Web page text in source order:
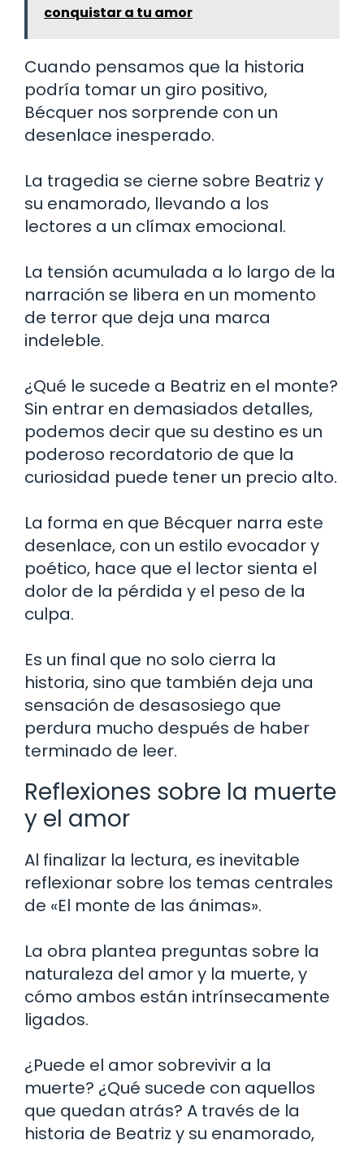
conquistar a tu amor
Cuando pensamos que la historia
podría tomar un giro positivo,
Bécquer nos sorprende con un
desenlace inesperado.
La tragedia se cierne sobre Beatriz y
su enamorado, llevando a los
lectores a un clímax emocional.
La tensión acumulada a lo largo de la
narración se libera en un momento
de terror que deja una marca
indeleble.
¿Qué le sucede a Beatriz en el monte?
Sin entrar en demasiados detalles,
podemos decir que su destino es un
poderoso recordatorio de que la
curiosidad puede tener un precio alto.
La forma en que Bécquer narra este
desenlace, con un estilo evocador y
poético, hace que el lector sienta el
dolor de la pérdida y el peso de la
culpa.
Es un final que no solo cierra la
historia, sino que también deja una
sensación de desasosiego que
perdura mucho después de haber
terminado de leer.
Reflexiones sobre la muerte
y el amor
Al finalizar la lectura, es inevitable
reflexionar sobre los temas centrales
de «El monte de las ánimas».
La obra plantea preguntas sobre la
naturaleza del amor y la muerte, y
cómo ambos están intrínsecamente
ligados.
¿Puede el amor sobrevivir a la
muerte? ¿Qué sucede con aquellos
que quedan atrás? A través de la
historia de Beatriz y su enamorado,